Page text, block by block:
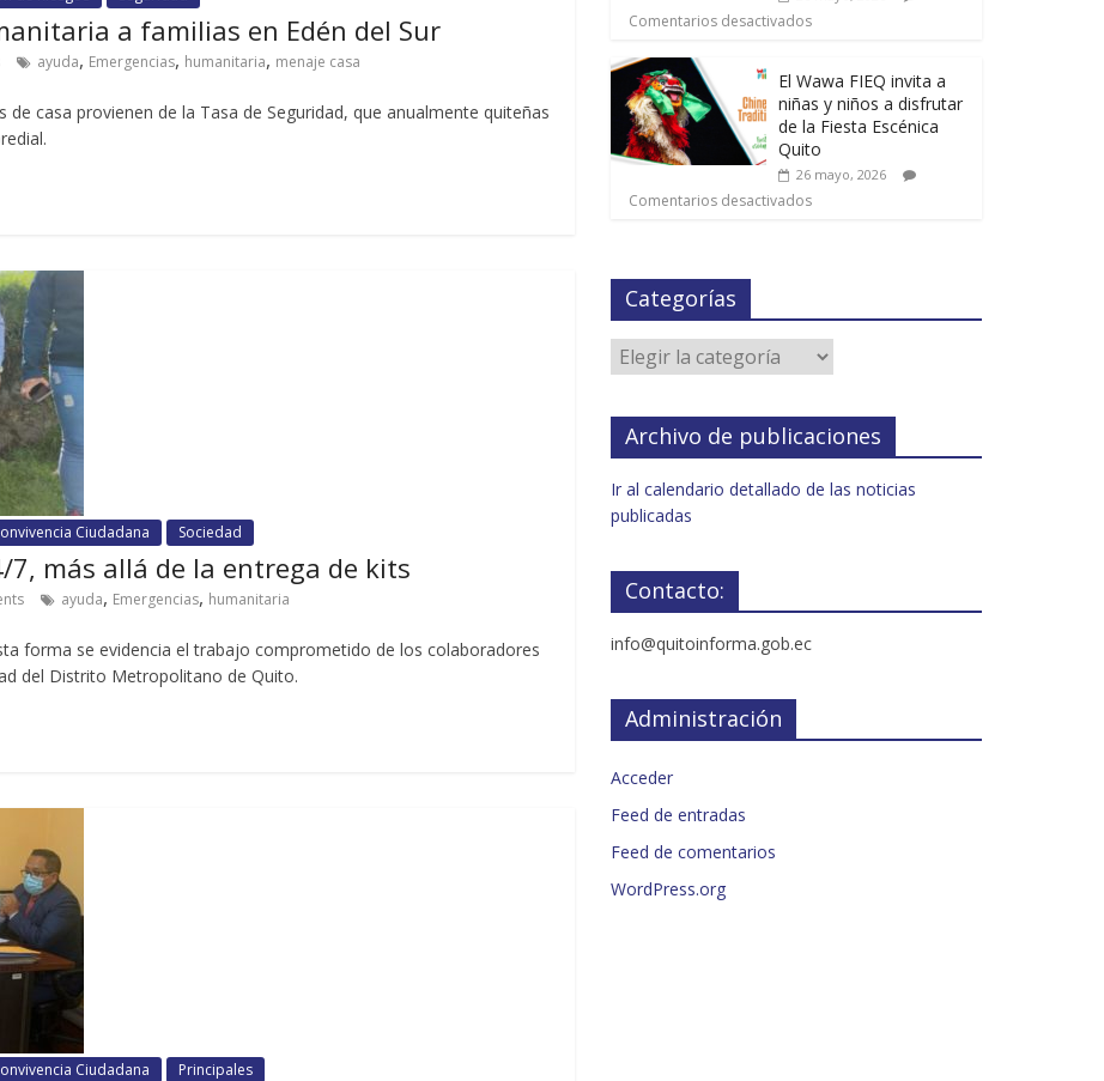
a familias en Edén del Sur
ayuda, Emergencias, humanitaria, menaje casa
casa provienen de la Tasa de Seguridad, que anualmente quiteñas
Ciudadana Sociedad
más allá de la entrega de kits
ayuda, Emergencias, humanitaria
forma se evidencia el trabajo comprometido de los colaboradores
del Distrito Metropolitano de Quito.
Ciudadana Principales
Comentarios desactivados
El Wawa FIEQ invita a
niñas y niños a disfrutar
de la Fiesta Escénica
Quito
26 mayo, 2026
Comentarios desactivados
Categorías
Archivo de publicaciones
Ir al calendario detallado de las noticias
publicadas
Contacto:
info@quitoinforma.gob.ec
Administración
Acceder
Feed de entradas
Feed de comentarios
WordPress.org